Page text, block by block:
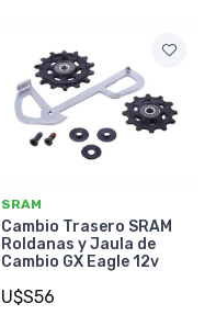
SRAM
Cambio Trasero SRAM
Roldanas y Jaula de
Cambio GX Eagle 12v
U$S56